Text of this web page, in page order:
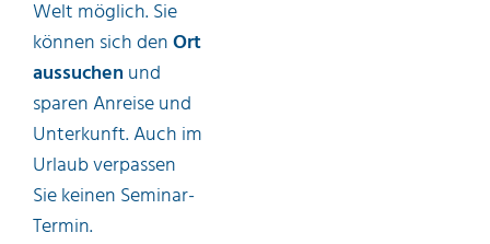
Welt möglich. Sie
können sich denOrt
aussuchenund
sparen Anreise und
Unterkunft. Auch im
Urlaub verpassen
Sie keinen Seminar-
Termin.